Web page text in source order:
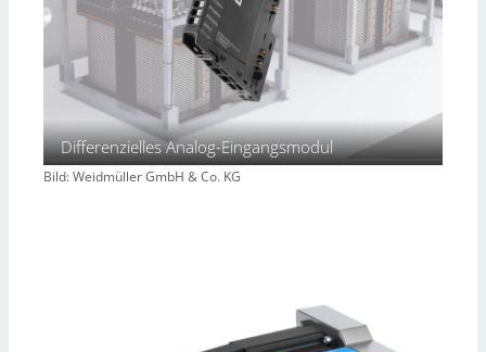
Differenzielles Analog-Eingangsmodul
Bild: Weidmüller GmbH & Co. KG